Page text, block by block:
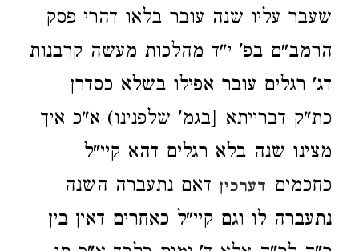
שעבר עליו שנה עובר בלאו דהרי פסק
הרמב"ם בפ' י"ד מהלכות מעשה קרבנות
דג' רגלים עובר אפילו בשלא כסדרן
כת"ק דברייתא [בגמ' שלפנינו) א"כ איך
מצינו שנה בלא רגלים דהא קיי"ל
כחכמים דערכין דאם נתעברה השנה
נתעברה לו וגם קיי"ל כאחרים דאין בין